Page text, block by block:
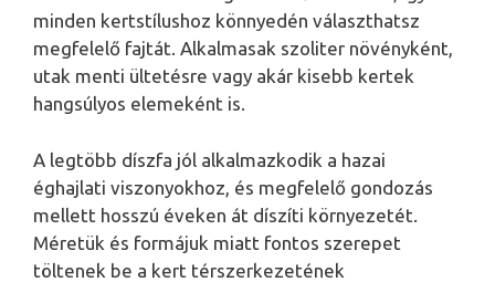
minden kertstílushoz könnyedén választhatsz
megfelelő fajtát. Alkalmasak szoliter növényként,
utak menti ültetésre vagy akár kisebb kertek
hangsúlyos elemeként is.
A legtöbb díszfa jól alkalmazkodik a hazai
éghajlati viszonyokhoz, és megfelelő gondozás
mellett hosszú éveken át díszíti környezetét.
Méretük és formájuk miatt fontos szerepet
töltenek be a kert térszerkezetének